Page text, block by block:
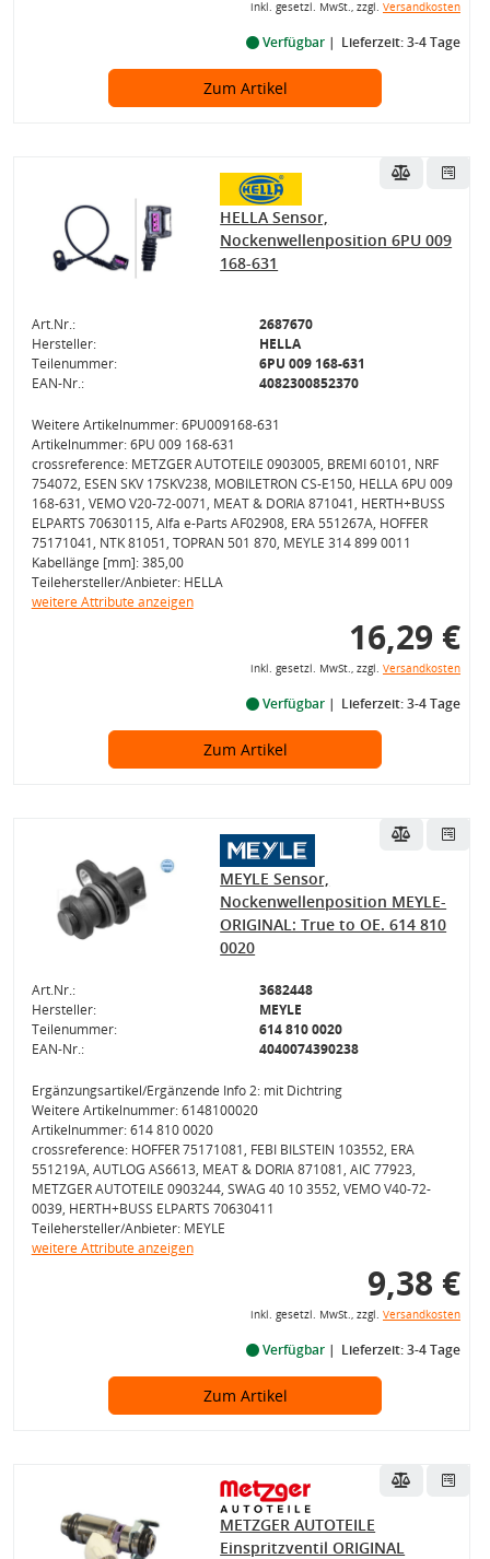
inkl. gesetzl. MwSt., zzgl. Versandkosten
Verfügbar Lieferzeit: 3-4 Tage
Zum Artikel
HELLA Sensor,
Nockenwellenposition 6PU 009
168-631
Art.Nr.:
2687670
Hersteller:
HELLA
Teilenummer:
6PU 009 168-631
EAN-Nr.:
4082300852370
Weitere Artikelnummer: 6PU009168-631
Artikelnummer: 6PU 009 168-631
crossreference: METZGER AUTOTEILE 0903005, BREMI 60101, NRF
754072, ESEN SKV 17SKV238, MOBILETRON CS-E150, HELLA 6PU 009
168-631, VEMO V20-72-0071, MEAT & DORIA 871041, HERTH+BUSS
ELPARTS 70630115, Alfa e-Parts AF02908, ERA 551267A, HOFFER
75171041, NTK 81051, TOPRAN 501 870, MEYLE 314 899 0011
Kabellänge [mm]: 385,00
Teilehersteller/Anbieter: HELLA
weitere Attribute anzeigen
16,29 €
inkl. gesetzl. MwSt., zzgl. Versandkosten
Verfügbar Lieferzeit: 3-4 Tage
Zum Artikel
MEYLE Sensor,
Nockenwellenposition MEYLE-
ORIGINAL: True to OE. 614 810
0020
Art.Nr.:
3682448
Hersteller:
MEYLE
Teilenummer:
614 810 0020
EAN-Nr.:
4040074390238
Ergänzungsartikel/Ergänzende Info 2: mit Dichtring
Weitere Artikelnummer: 6148100020
Artikelnummer: 614 810 0020
crossreference: HOFFER 75171081, FEBI BILSTEIN 103552, ERA
551219A, AUTLOG AS6613, MEAT & DORIA 871081, AIC 77923,
METZGER AUTOTEILE 0903244, SWAG 40 10 3552, VEMO V40-72-
0039, HERTH+BUSS ELPARTS 70630411
Teilehersteller/Anbieter: MEYLE
weitere Attribute anzeigen
9,38 €
inkl. gesetzl. MwSt., zzgl. Versandkosten
Verfügbar Lieferzeit: 3-4 Tage
Zum Artikel
METZGER AUTOTEILE
Einspritzventil ORIGINAL